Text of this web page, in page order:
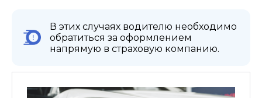
В этих случаях водителю необходимо
обратиться за оформлением
напрямую в страховую компанию.